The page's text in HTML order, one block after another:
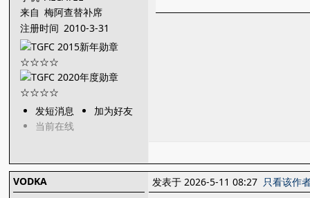
来自 梅阿查替补席
注册时间 2010-3-31
发短消息
加为好友
当前在线
VODKA
发表于 2026-5-11 08:27 只看该作